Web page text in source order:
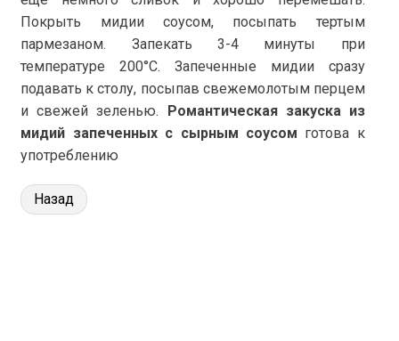
Покрыть мидии соусом, посыпать тертым
пармезаном. Запекать 3-4 минуты при
температуре200°C. Запеченные мидии сразу
подавать к столу, посыпав свежемолотым перцем
и свежей зеленью. Романтическая закуска из
мидий запеченных с сырным соусом готова к
употреблению
Назад